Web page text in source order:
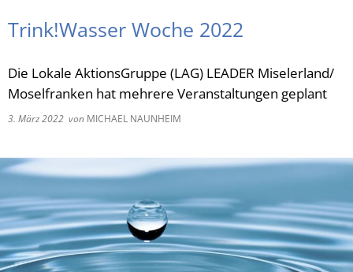
RU
Trink!Wasser Woche 2022
Die Lokale AktionsGruppe (LAG) LEADER Miselerland/
Moselfranken hat mehrere Veranstaltungen geplant
3. März 2022 von MICHAEL NAUNHEIM